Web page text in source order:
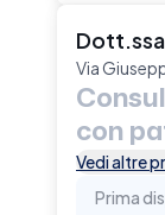
Via
con
Vedi altre
Prima